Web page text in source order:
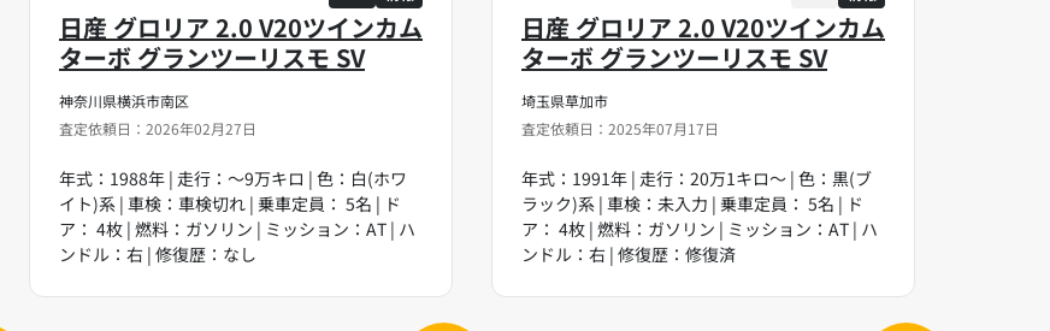
神奈川県横浜市南区
査定依頼日：2026年02月27日
日産 グロリア 2.0 V20ツインカム
ターボ グランツーリスモ SV
年式：1988年 | 走行：～9万キロ | 色：白(ホワ
イト)系 | 車検：車検切れ | 乗車定員： 5名 | ド
ア： 4枚 | 燃料：ガソリン | ミッション：AT | ハ
ンドル：右 | 修復歴：なし
埼玉県草加市
査定依頼日：2025年07月17日
日産 グロリア 2.0 V20ツインカム
ターボ グランツーリスモ SV
年式：1991年 | 走行：20万1キロ～ | 色：黒(ブ
ラック)系 | 車検：未入力 | 乗車定員： 5名 | ド
ア： 4枚 | 燃料：ガソリン | ミッション：AT | ハ
ンドル：右 | 修復歴：修復済